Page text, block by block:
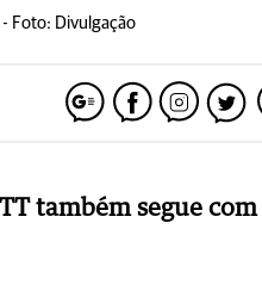
Foto: Divulgação
também segue com